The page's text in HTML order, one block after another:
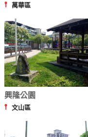
⫯ 萬華區
興隆公園
⫯ 文山區